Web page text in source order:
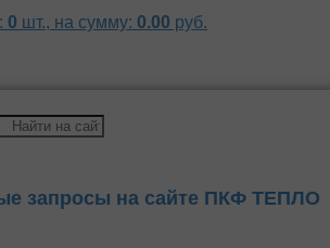
0 шт., на сумму: 0.00 руб.
запросы на сайте ПКФ ТЕПЛО